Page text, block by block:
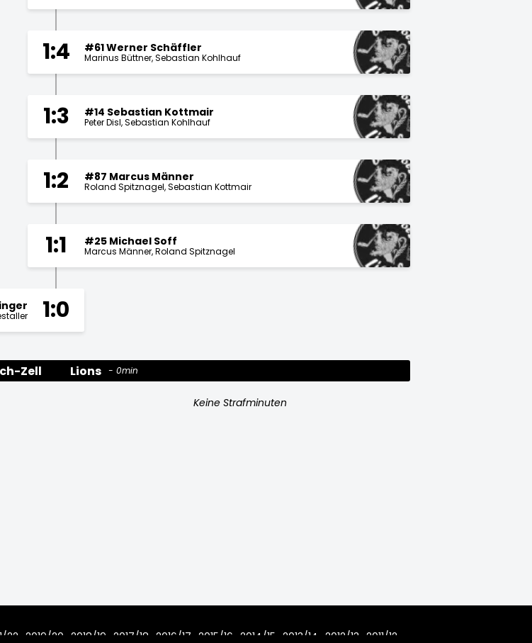
1:4 #61 Werner Schäffler
Marinus Büttner Sebastian Kohlhauf
1:3 #14 Sebastian Kottmair
Peter Disl Sebastian Kohlhauf
1:2 #87 Marcus Männer
Roland Spitznagel Sebastian Kottmair
1:1 #25 Michael Soff
Marcus Männer Roland Spitznagel
1:0
Zell Lions 0min
Keine Strafminuten
22 2019/20 2018/19 2017/18 2016/17 2015/16 2014/15 2013/14 2012/13 2011/12